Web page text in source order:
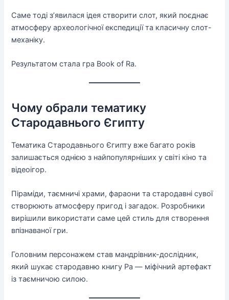
Саме тоді з’явилася ідея створити слот, який поєднає
атмосферу археологічної експедиції та класичну слот-
механіку.
Результатом стала гра Book of Ra.
Чому обрали тематику
Стародавнього Єгипту
Тематика Стародавнього Єгипту вже багато років
залишається однією з найпопулярніших у світі кіно та
відеоігор.
Піраміди, таємничі храми, фараони та стародавні сувої
створюють атмосферу пригод і загадок. Розробники
вирішили використати саме цей стиль для створення
впізнаваної гри.
Головним персонажем став мандрівник-дослідник,
який шукає стародавню книгу Ра — міфічний артефакт
із таємничою силою.